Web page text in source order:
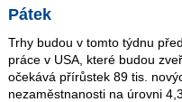
Pátek
Trhy budou v tomto týdnu
práce v USA, které budou
očekává přírůstek 89 tis.
nezaměstnanosti na úrovni